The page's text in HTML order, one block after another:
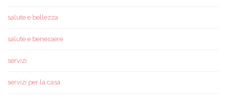
salute e bellezza
salute e benessere
servizi
servizi per la casa